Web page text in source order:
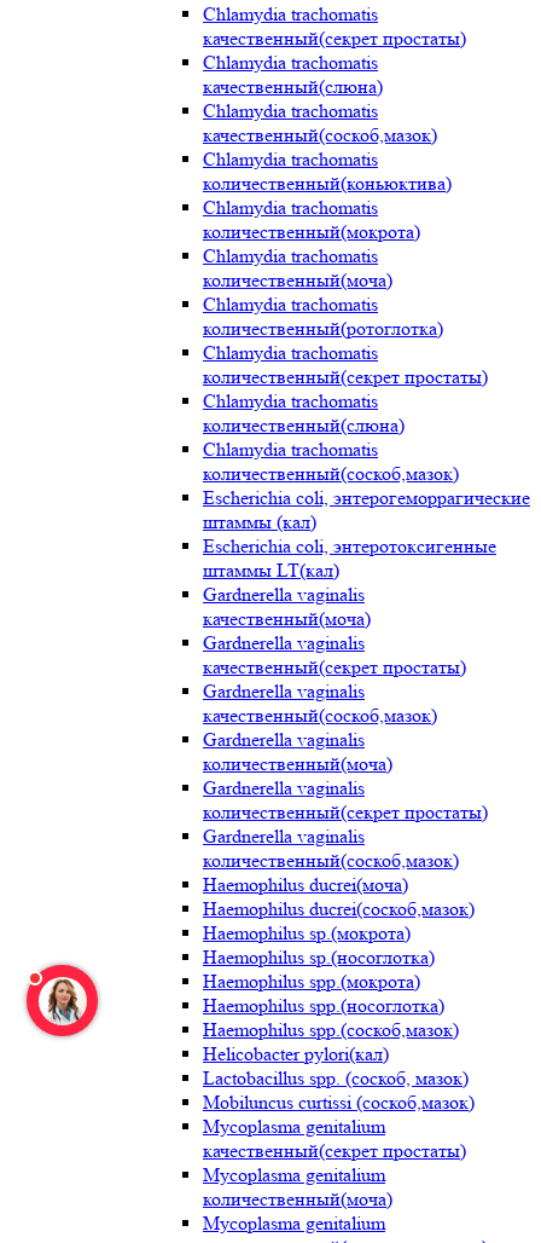
Chlamydia trachomatis
качественный(секрет простаты)
Chlamydia trachomatis
качественный(слюна)
Chlamydia trachomatis
качественный(соскоб,мазок)
Chlamydia trachomatis
количественный(коньюктива)
Chlamydia trachomatis
количественный(мокрота)
Chlamydia trachomatis
количественный(моча)
Chlamydia trachomatis
количественный(ротоглотка)
Chlamydia trachomatis
количественный(секрет простаты)
Chlamydia trachomatis
количественный(слюна)
Chlamydia trachomatis
количественный(соскоб,мазок)
Escherichia coli, энтерогеморрагические
штаммы (кал)
Escherichia coli, энтеротоксигенные
штаммы LT(кал)
Gardnerella vaginalis
качественный(моча)
Gardnerella vaginalis
качественный(секрет простаты)
Gardnerella vaginalis
качественный(соскоб,мазок)
Gardnerella vaginalis
количественный(моча)
Gardnerella vaginalis
количественный(секрет простаты)
Gardnerella vaginalis
количественный(соскоб,мазок)
Haemophilus ducrei(моча)
Haemophilus ducrei(соскоб,мазок)
Haemophilus sp.(мокрота)
Haemophilus sp.(носоглотка)
Haemophilus spp.(мокрота)
Haemophilus spp.(носоглотка)
Haemophilus spp.(соскоб,мазок)
Helicobacter pylori(кал)
Lactobacillus spp. (соскоб, мазок)
Mobiluncus curtissi (соскоб,мазок)
Mycoplasma genitalium
качественный(секрет простаты)
Mycoplasma genitalium
количественный(моча)
Mycoplasma genitalium